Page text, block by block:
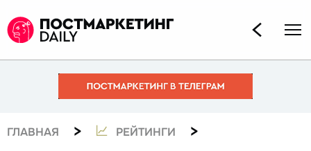
ГЛАВНАЯ > РЕЙТИНГИ >